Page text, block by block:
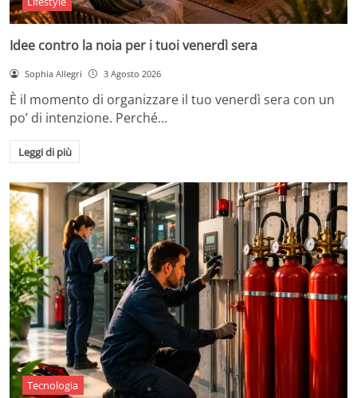
Idee contro la noia per i tuoi venerdì sera
Sophia Allegri 3 Agosto 2026
È il momento di organizzare il tuo venerdì sera con un
po’ di intenzione. Perché…
Leggi di più
Tecnologia